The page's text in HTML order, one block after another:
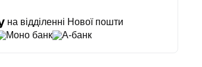
на відділенні Нової пошти
Моно банк А-банк